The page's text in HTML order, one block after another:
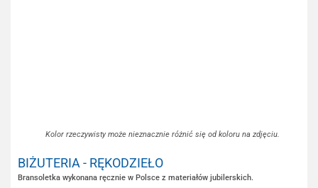
Kolor rzeczywisty może nieznacznie różnić się od koloru na zdjęciu.
BIŻUTERIA - RĘKODZIEŁO
Bransoletka wykonana ręcznie w Polsce z materiałów jubilerskich.